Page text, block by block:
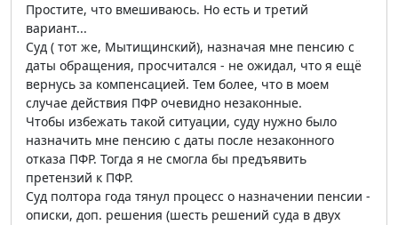
Простите, что вмешиваюсь. Но есть и третий
вариант...
Суд ( тот же, Мытищинский), назначая мне пенсию с
даты обращения, просчитался - не ожидал, что я ещё
вернусь за компенсацией. Тем более, что в моем
случае действия ПФР очевидно незаконные.
Чтобы избежать такой ситуации, суду нужно было
назначить мне пенсию с даты после незаконного
отказа ПФР. Тогда я не смогла бы предъявить
претензий к ПФР.
Суд полтора года тянул процесс о назначении пенсии -
описки, доп. решения (шесть решений суда в двух